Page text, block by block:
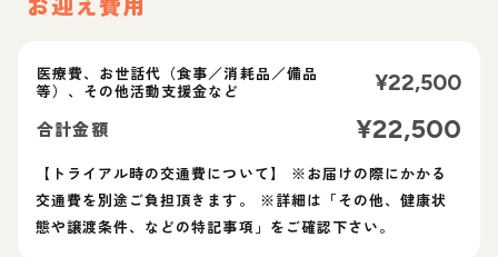
医療費、お世話代（食事／消耗品／備品
等）、その他活動支援金など
¥22,500
合計金額 ¥22,500
【トライアル時の交通費について】 ※お届けの際にかかる
交通費を別途ご負担頂きます。 ※詳細は「その他、健康状
態や譲渡条件、などの特記事項」をご確認下さい。